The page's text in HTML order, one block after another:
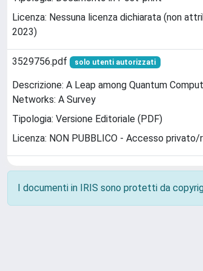
Licenza: Nessuna licenza dichiarata (non
2023)
3529756.pdf solo utenti autorizzati
Descrizione: A Leap among Quantum
Networks: A Survey
Tipologia: Versione Editoriale (PDF)
Licenza: NON PUBBLICO - Accesso
I documenti in IRIS sono protetti da